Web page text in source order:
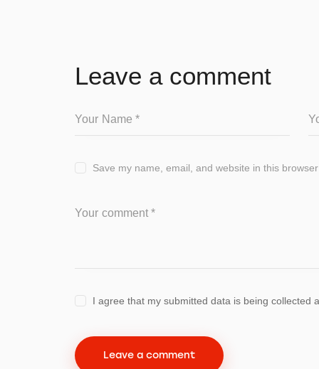
Leave a comment
Save my name, email, and website in this
I agree that my submitted data is being collected